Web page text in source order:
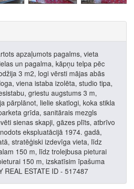
apzaļumots pagalms, vieta
un pagalma, kāpņu telpa pēc
3 m2, logi vērsti mājas abās
viena istaba izolēta, studio tipa,
griestu augstums 3 m,
pārplānot, lielie skatlogi, koka stikla
grīda, sanitārais mezgls
sienas skapji, gāzes plīts, atbrīvo
ekspluatācijā 1974. gadā,
stratēģiski izdevīga vieta, līdz
150 m, līdz trolejbusa pieturai
150 m, izskatīsim īpašuma
REAL ESTATE ID - 517487